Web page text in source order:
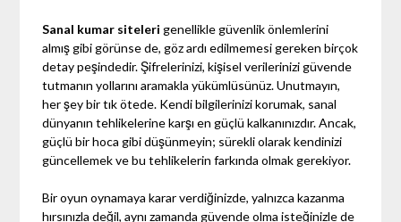
Sanal kumar siteleri genellikle güvenlik önlemlerini
almış gibi görünse de, göz ardı edilmemesi gereken birçok
detay peşindedir. Şifrelerinizi, kişisel verilerinizi güvende
tutmanın yollarını aramakla yükümlüsünüz. Unutmayın,
her şey bir tık ötede. Kendi bilgilerinizi korumak, sanal
dünyanın tehlikelerine karşı en güçlü kalkanınızdır. Ancak,
güçlü bir hoca gibi düşünmeyin; sürekli olarak kendinizi
güncellemek ve bu tehlikelerin farkında olmak gerekiyor.
Bir oyun oynamaya karar verdiğinizde, yalnızca kazanma
hırsınızla değil, aynı zamanda güvende olma isteğinizle de